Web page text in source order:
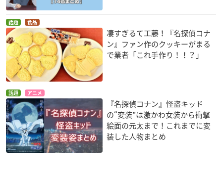
話題 食品
凄すぎるて工藤！『名探偵コナ
ン』ファン作のクッキーがまる
で業者「これ手作り！！？」
話題 アニメ
『名探偵コナン』怪盗キッド
の“変装”は激かわ女装から衝撃
絵面の元太まで！これまでに変
装した人物まとめ